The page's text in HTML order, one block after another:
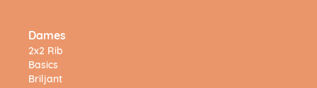
Dames
2x2 Rib
Basics
Briljant